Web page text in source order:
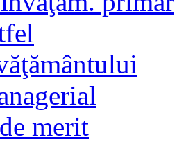
merit